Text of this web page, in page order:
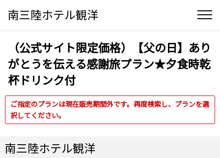
南三陸ホテル観洋
（公式サイト限定価格）【父の日】あり
がとうを伝える感謝旅プラン★夕食時乾
杯ドリンク付
ご指定のプランは現在販売期間外です。再度検索し、プランを選
択してください。
南三陸ホテル観洋